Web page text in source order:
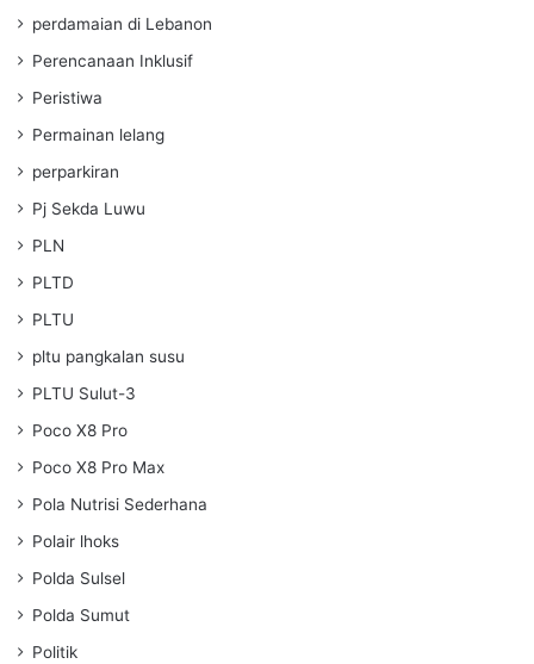
perdamaian di Lebanon
Perencanaan Inklusif
Peristiwa
Permainan lelang
perparkiran
Pj Sekda Luwu
PLN
PLTD
PLTU
pltu pangkalan susu
PLTU Sulut-3
Poco X8 Pro
Poco X8 Pro Max
Pola Nutrisi Sederhana
Polair lhoks
Polda Sulsel
Polda Sumut
Politik